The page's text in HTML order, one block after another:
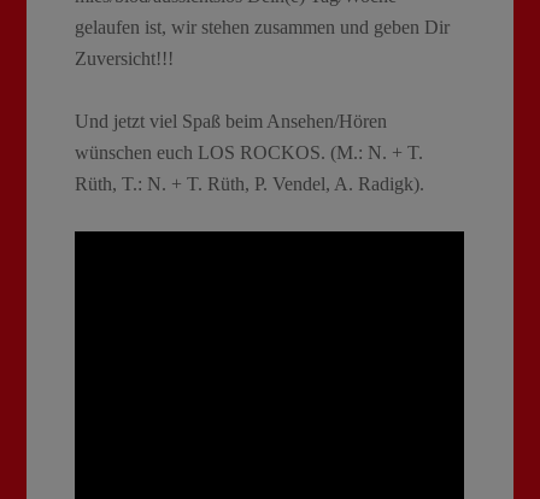
gelaufen ist, wir stehen zusammen und geben Dir
Zuversicht!!!
Und jetzt viel Spaß beim Ansehen/Hören
wünschen euch LOS ROCKOS. (M.: N. + T.
Rüth, T.: N. + T. Rüth, P. Vendel, A. Radigk).